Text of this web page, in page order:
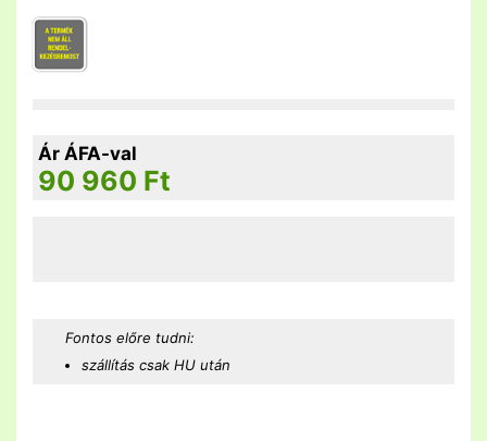
Ár ÁFA-val
90 960 Ft
Fontos előre tudni:
szállítás csak HU után